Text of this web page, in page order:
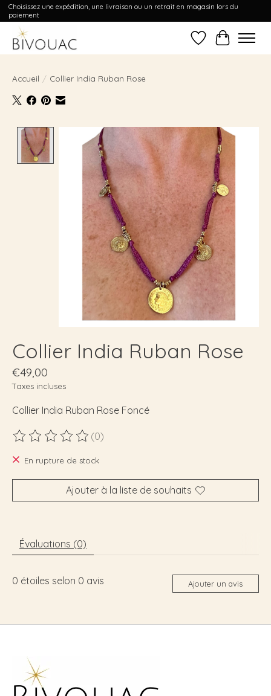
Choisissez une expédition, une livraison ou un retrait en magasin lors du
paiement
Liste dePanier
Accueil / Collier India Ruban Rose
Product image slideshow Items
Collier India Ruban Rose
€49,00
Taxes incluses
Collier India Ruban Rose Foncé
Ce produit est évalué à
(0)
En rupture de stock
Ajouter à la liste de souhaits
Évaluations (0)
0 étoiles selon 0 avis Ajouter un avis